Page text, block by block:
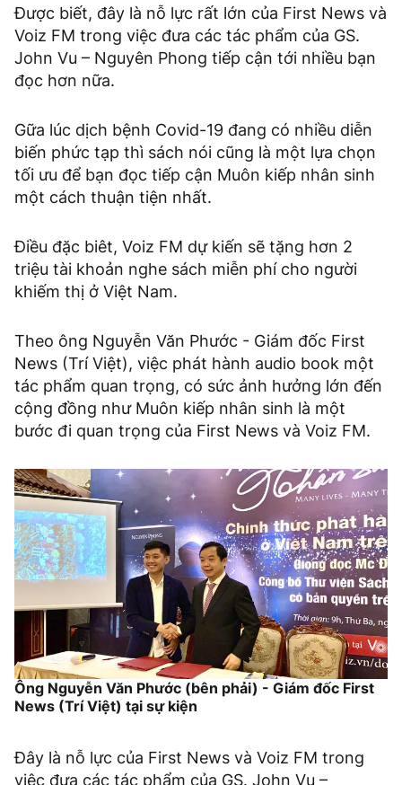
Được biết, đây là nỗ lực rất lớn của First News và
Voiz FM trong việc đưa các tác phẩm của GS.
John Vu – Nguyên Phong tiếp cận tới nhiều bạn
đọc hơn nữa.
Gữa lúc dịch bệnh Covid-19 đang có nhiều diễn
biến phức tạp thì sách nói cũng là một lựa chọn
tối ưu để bạn đọc tiếp cận Muôn kiếp nhân sinh
một cách thuận tiện nhất.
Điều đặc biêt, Voiz FM dự kiến sẽ tặng hơn 2
triệu tài khoản nghe sách miễn phí cho người
khiếm thị ở Việt Nam.
Theo ông Nguyễn Văn Phước - Giám đốc First
News (Trí Việt), việc phát hành audio book một
tác phẩm quan trọng, có sức ảnh hưởng lớn đến
cộng đồng như Muôn kiếp nhân sinh là một
bước đi quan trọng của First News và Voiz FM.
Ông Nguyễn Văn Phước (bên phải) - Giám đốc First
News (Trí Việt) tại sự kiện
Đây là nỗ lực của First News và Voiz FM trong
việc đưa các tác phẩm của GS. John Vu –